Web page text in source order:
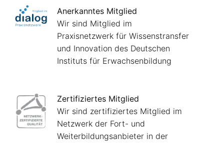
Anerkanntes Mitglied
Wir sind Mitglied im
Praxisnetzwerk für Wissenstransfer
und Innovation des Deutschen
Instituts für Erwachsenbildung
Zertifiziertes Mitglied
Wir sind zertifiziertes Mitglied im
Netzwerk der Fort- und
Weiterbildungsanbieter in der